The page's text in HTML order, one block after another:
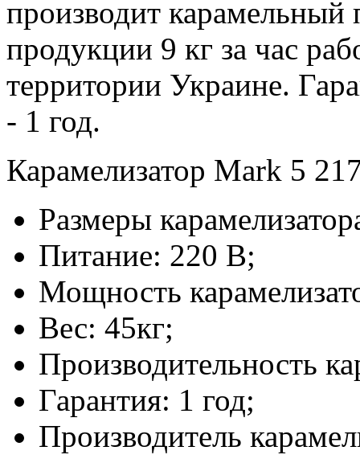
производит карамельный
продукции 9 кг за час
территории Украине.
- 1 год.
Карамелизатор Mark 5
Размеры
Питание: 220 В;
Мощность
Вес: 45кг;
Производительность
Гарантия: 1 год;
Производитель